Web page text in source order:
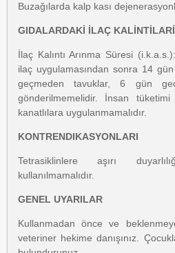
Buzağılarda kalp kası
GIDALARDAKİ İLAÇ
İlaç Kalıntı Arınma Süresi
ilaç uygulamasından sonra 14
geçmeden tavuklar, 6 gün
gönderilmemelidir. İnsan
kanatlılara uygulanmamalıdır.
KONTRENDIKASYONLARI
Tetrasiklinlere aşırı
kullanılmamalıdır.
GENEL UYARILAR
Kullanmadan önce ve
veteriner hekime danışınız.